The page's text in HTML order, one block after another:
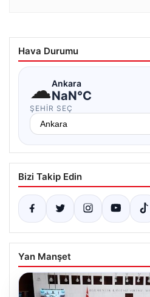
Hava Durumu
☁Ankara
NaN°C
ŞEHIR SEÇ
Bizi Takip Edin
Yan Manşet